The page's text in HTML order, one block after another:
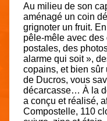
Au milieu de son
aménagé un coin
grignoter un fruit.
pêle-mêle avec
postales, des
alarme qui soit »,
copains, et bien sûr
de Ducros, vous
décarcasse… À la
a conçu et réalisé,
Compostelle, 110